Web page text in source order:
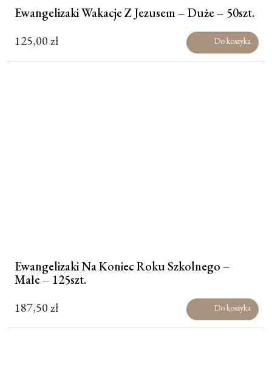
Ewangelizaki Wakacje Z Jezusem – Duże – 50szt.
125,00zł Do koszyka
Ewangelizaki Na Koniec Roku Szkolnego –
Małe – 125szt.
187,50zł Do koszyka